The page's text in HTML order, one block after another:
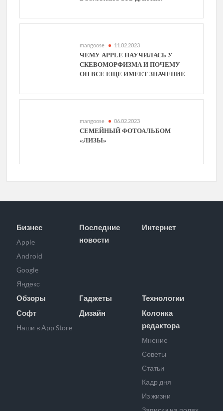
mangoose 11.02.2023
ЧЕМУ APPLE НАУЧИЛАСЬ У
СКЕВОМОРФИЗМА И ПОЧЕМУ
ОН ВСЕ ЕЩЕ ИМЕЕТ ЗНАЧЕНИЕ
mangoose 06.02.2023
СЕМЕЙНЫЙ ФОТОАЛЬБОМ
«ЛИЗЫ»
Бизнес
Apple
Android
Google
Яндекс
Последние
новости
Интернет
Обзоры Гаджеты
Технологии
Софт
Наши в App Store
Дизайн
Колонка
редактора
Мнение
Советы
Статьи
Кадр дня
Из жизни